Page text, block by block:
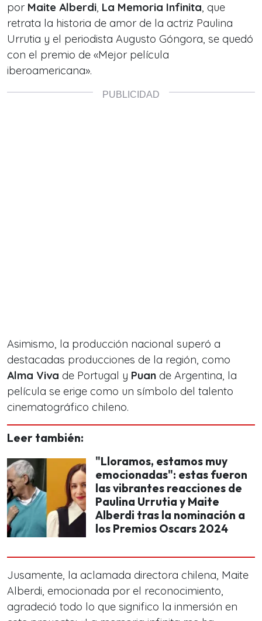
por Maite Alberdi, La Memoria Infinita, que
retrata la historia de amor de la actriz Paulina
Urrutia y el periodista Augusto Góngora, se quedó
con el premio de «Mejor película
iberoamericana».
Asimismo, la producción nacional superó a
destacadas producciones de la región, como
Alma Viva de Portugal y Puan de Argentina, la
película se erige como un símbolo del talento
cinematográfico chileno.
Leer también:
"Lloramos, estamos muy
emocionadas": estas fueron
las vibrantes reacciones de
Paulina Urrutia y Maite
Alberdi tras la nominación a
los Premios Oscars 2024
Jusamente, la aclamada directora chilena, Maite
Alberdi, emocionada por el reconocimiento,
agradeció todo lo que significo la inmersión en